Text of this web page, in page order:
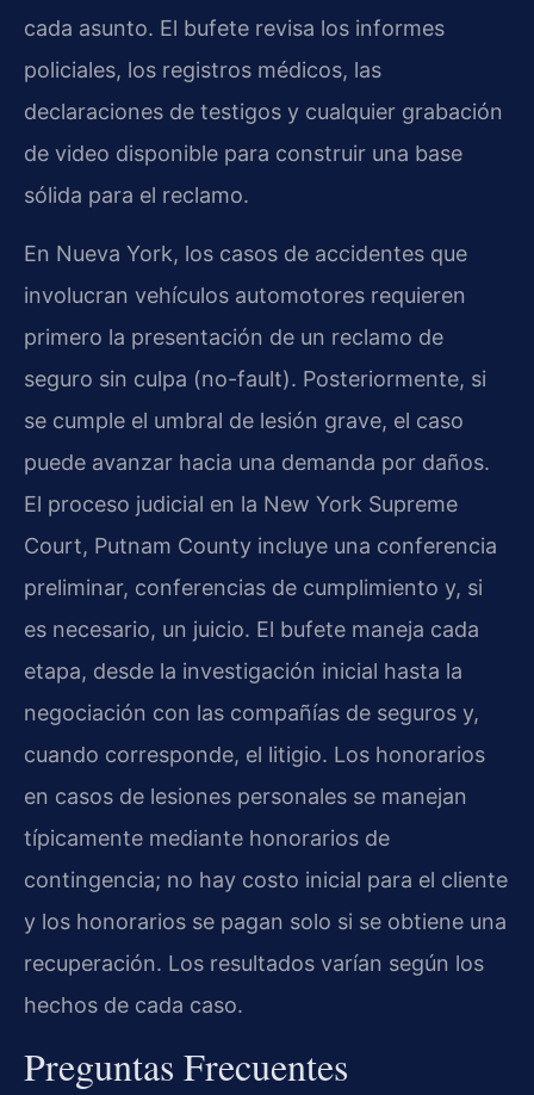
cada asunto. El bufete revisa los informes
policiales, los registros médicos, las
declaraciones de testigos y cualquier grabación
de video disponible para construir una base
sólida para el reclamo.
En Nueva York, los casos de accidentes que
involucran vehículos automotores requieren
primero la presentación de un reclamo de
seguro sin culpa (no-fault). Posteriormente, si
se cumple el umbral de lesión grave, el caso
puede avanzar hacia una demanda por daños.
El proceso judicial en la New York Supreme
Court, Putnam County incluye una conferencia
preliminar, conferencias de cumplimiento y, si
es necesario, un juicio. El bufete maneja cada
etapa, desde la investigación inicial hasta la
negociación con las compañías de seguros y,
cuando corresponde, el litigio. Los honorarios
en casos de lesiones personales se manejan
típicamente mediante honorarios de
contingencia; no hay costo inicial para el cliente
y los honorarios se pagan solo si se obtiene una
recuperación. Los resultados varían según los
hechos de cada caso.
Preguntas Frecuentes